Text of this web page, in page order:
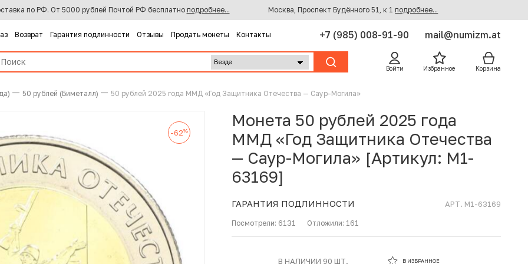
по РФ. От 5000 рублей Почтой РФ бесплатно подробнее... Москва, Проспект Будённого 51, к 1 подробнее...
Возврат Гарантия подлинности Отзывы Продать монеты Контакты +7 (985) 008-91-90 mail@numizm.at
Войти Избранное Корзина
50 рублей (Биметалл) 50 рублей 2025 года ММД «Год Защитника Отечества — Саур-Могила»
-62%
Монета 50 рублей 2025 года
ММД «Год Защитника Отечества
— Саур-Могила» [Артикул: M1-
63169]
ГАРАНТИЯ ПОДЛИННОСТИ АРТ. M1-63169
Посмотрели: 6131 Отложили: 161
В НАЛИЧИИ 90 ШТ.
В ИЗБРАННОЕ